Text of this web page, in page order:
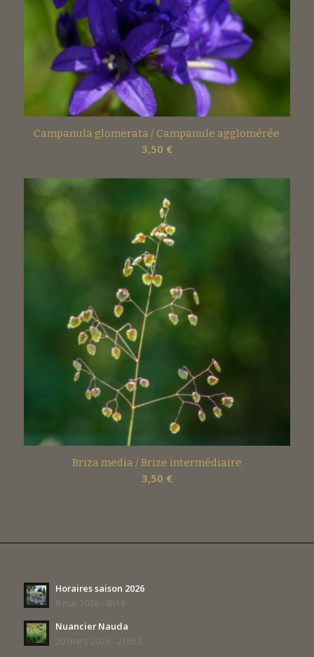
Campanula glomerata / Campanule agglomérée
3,50 €
Briza media / Brize intermédiaire
3,50 €
Horaires saison 2026
8 mai 2026 - 8h18
Nuancier Nauda
20 mars 2026 - 21h52